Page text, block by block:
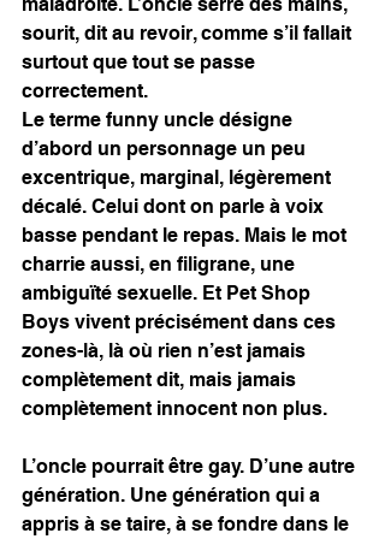
sourit, dit au revoir, comme s’il fallait
surtout que tout se passe
correctement.
Le terme funny uncle désigne
d’abord un personnage un peu
excentrique, marginal, légèrement
décalé. Celui dont on parle à voix
basse pendant le repas. Mais le mot
charrie aussi, en filigrane, une
ambiguïté sexuelle. Et Pet Shop
Boys vivent précisément dans ces
zones-là, là où rien n’est jamais
complètement dit, mais jamais
complètement innocent non plus.
L’oncle pourrait être gay. D’une autre
génération. Une génération qui a
appris à se taire, à se fondre dans le